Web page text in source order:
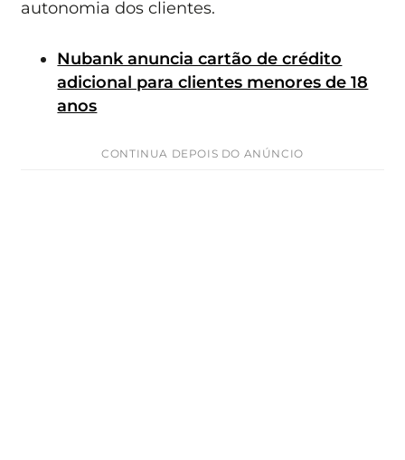
autonomia dos clientes.
Nubank anuncia cartão de crédito
adicional para clientes menores de 18
anos
CONTINUA DEPOIS DO ANÚNCIO